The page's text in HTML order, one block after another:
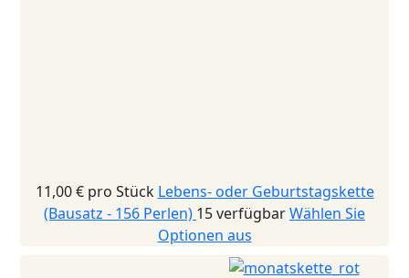
11,00 € pro Stück Lebens- oder Geburtstagskette
(Bausatz - 156 Perlen) 15 verfügbarWählen Sie
Optionen aus